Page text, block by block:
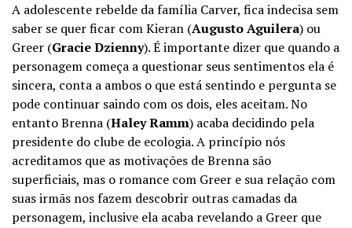
A adolescente rebelde da família Carver, fica indecisa sem
saber se quer ficar com Kieran (Augusto Aguilera) ou
Greer (Gracie Dzienny). É importante dizer que quando a
personagem começa a questionar seus sentimentos ela é
sincera, conta a ambos o que está sentindo e pergunta se
pode continuar saindo com os dois, eles aceitam. No
entanto Brenna (Haley Ramm) acaba decidindo pela
presidente do clube de ecologia. A princípio nós
acreditamos que as motivações de Brenna são
superficiais, mas o romance com Greer e sua relação com
suas irmãs nos fazem descobrir outras camadas da
personagem, inclusive ela acaba revelando a Greer que